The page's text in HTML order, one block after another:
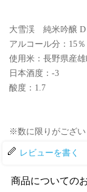
大雪渓 純米吟醸 D
アルコール分：15％
使用米：長野県産雄
日本酒度：-3
酸度：1.7
※数に限りがござい
レビューを書く
商品についての